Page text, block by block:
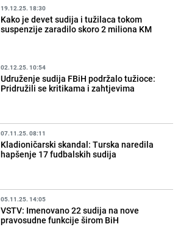
19.12.25. 18:30
Kako je devet sudija i tužilaca tokom
suspenzije zaradilo skoro 2 miliona KM
02.12.25. 10:54
Udruženje sudija FBiH podržalo tužioce:
Pridružili se kritikama i zahtjevima
07.11.25. 08:11
Kladioničarski skandal: Turska naredila
hapšenje 17 fudbalskih sudija
05.11.25. 14:05
VSTV: Imenovano 22 sudija na nove
pravosudne funkcije širom BiH